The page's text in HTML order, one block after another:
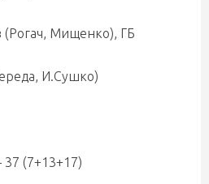
(Рогач, Мищенко), ГБ
И.Сушко)
37 (7+13+17)